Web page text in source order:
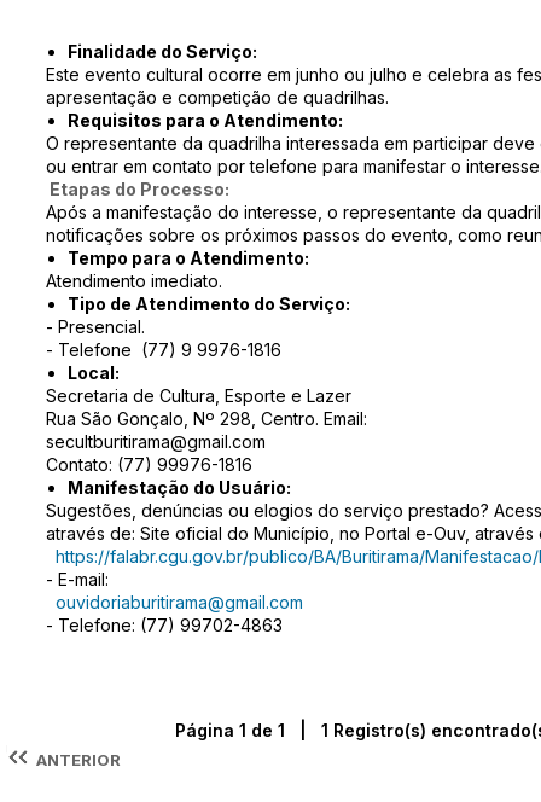
Finalidade do Serviço:
Este evento cultural ocorre em junho ou julho e celebra as
apresentação e competição de quadrilhas.
Requisitos para o Atendimento:
O representante da quadrilha interessada em participar
ou entrar em contato por telefone para manifestar o
Etapas do Processo:
Após a manifestação do interesse, o representante da
notificações sobre os próximos passos do evento, como
Tempo para o Atendimento:
Atendimento imediato.
Tipo de Atendimento do Serviço:
- Presencial.
- Telefone (77) 9 9976-1816
Local:
Secretaria de Cultura, Esporte e Lazer
Rua São Gonçalo, Nº 298, Centro. Email:
secultburitirama@gmail.com
Contato: (77) 99976-1816
Manifestação do Usuário:
Sugestões, denúncias ou elogios do serviço prestado?
através de: Site oficial do Município, no Portal e-Ouv, através
https://falabr.cgu.gov.br/publico/BA/Buritirama/
- E-mail:
ouvidoriaburitirama@gmail.com
- Telefone: (77) 99702-4863
ANTERIOR
Página 1 de 1 | 1 Registro(s)